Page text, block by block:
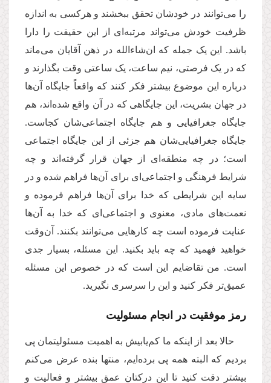
را می‌توانند در خودشان تحقق ببخشند و هرکسی به اندازه‌
ظرفیت خودش می‌تواند مرتبه‌ای از این حقیقت را دارا
باشد. این یک جمله که ان‌شاءالله در ذهن آقایان می‌ماند
که در یک فرصتی، نیم ساعت، یک ساعتی وقت بگذارند و
درباره‌ این موضوع بیشتر فکر کنند که واقعاً جایگاه آن‌ها
در جهان بشریت، این جایگاهی که در آن واقع شده‌اند، هم
جایگاه جغرافیایی و هم جایگاه اجتماعی‌شان کجاست.
جایگاه جغرافیایی‌شان هم جزئی از این جایگاه اجتماعی
است؛ در چه منطقه‌ای از جهان قرار گرفته‌اند و چه
شرایط فرهنگی و اجتماعی‌ای برای آن‌ها فراهم شده و در
سایه‌ این شرایطی که خدا برای آن‌ها فراهم فرموده و
نعمت‌های مادی، معنوی و اجتماعی‌ای که خدا به آن‌ها
عنایت فرموده است چه کارهایی می‌توانند بکنند. آن‌وقت
خواهید فهمید که چه باید بکنید. این مسئله، بسیار جدی
است. من تقاضایم این است که در خصوص این مسئله
عمیق‌تر فکر کنید و این را سرسری نگیرید.
رمز موفقیت در انجام مسئولیت
حالا بعد از اینکه ما کم‌یابیش به اهمیت مسئولیتمان پی
بردیم که البته همه پی برده‌ایم، منتها بنده عرض می‌کنم
بیشتر دقت کنید تا این درکتان عمق بیشتر و فعالیت و